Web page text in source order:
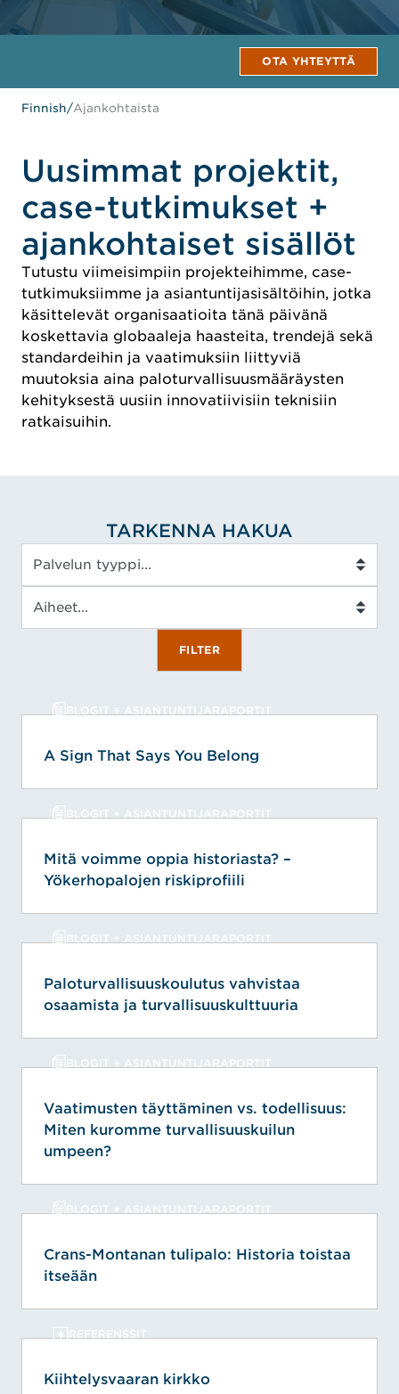
OTA YHTEYTTÄ
Finnish/Ajankohtaista
Uusimmat projektit,
case-tutkimukset +
ajankohtaiset sisällöt
Tutustu viimeisimpiin projekteihimme, case-
tutkimuksiimme ja asiantuntijasisältöihin, jotka
käsittelevät organisaatioita tänä päivänä
koskettavia globaaleja haasteita, trendejä sekä
standardeihin ja vaatimuksiin liittyviä
muutoksia aina paloturvallisuusmääräysten
kehityksestä uusiin innovatiivisiin teknisiin
ratkaisuihin.
TARKENNA HAKUA
Palvelun tyyppi
Aiheet
FILTER
BLOGIT + ASIANTUNTIJARAPORTIT
A Sign That Says You Belong
BLOGIT + ASIANTUNTIJARAPORTIT
Mitä voimme oppia historiasta? –
Yökerhopalojen riskiprofiili
BLOGIT + ASIANTUNTIJARAPORTIT
Paloturvallisuuskoulutus vahvistaa
osaamista ja turvallisuuskulttuuria
BLOGIT + ASIANTUNTIJARAPORTIT
Vaatimusten täyttäminen vs. todellisuus:
Miten kuromme turvallisuuskuilun
umpeen?
BLOGIT + ASIANTUNTIJARAPORTIT
Crans-Montanan tulipalo: Historia toistaa
itseään
REFERENSSIT
Kiihtelysvaaran kirkko